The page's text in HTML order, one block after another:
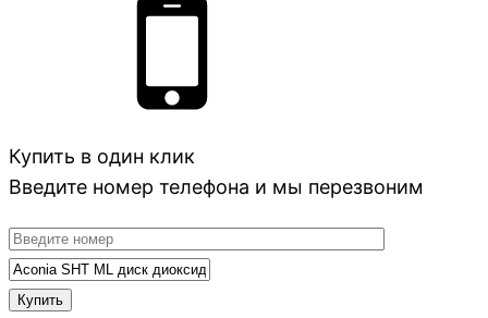
Купить в один клик
Введите номер телефона и мы перезвоним